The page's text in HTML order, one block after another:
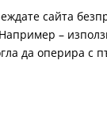
сайта
–
да оперира с